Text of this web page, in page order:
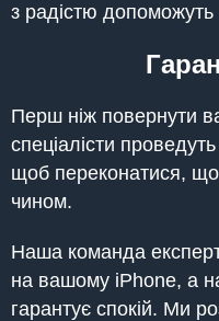
з радістю допоможуть
Перш ніж повернути
спеціалісти
щоб переконатися,
чином.
Наша команда
на вашому iPhone, а
гарантує спокій. Ми